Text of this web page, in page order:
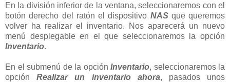
En la división inferior de la ventana, seleccionaremos con el
botón derecho del ratón el dispositivo NASque queremos
volver ha realizar el inventario. Nos aparecerá un nuevo
menú desplegable en el que seleccionaremos la opción
Inventario.
En el submenú de la opción Inventario, seleccionaremos la
opciónRealizar un inventario ahora, pasados unos